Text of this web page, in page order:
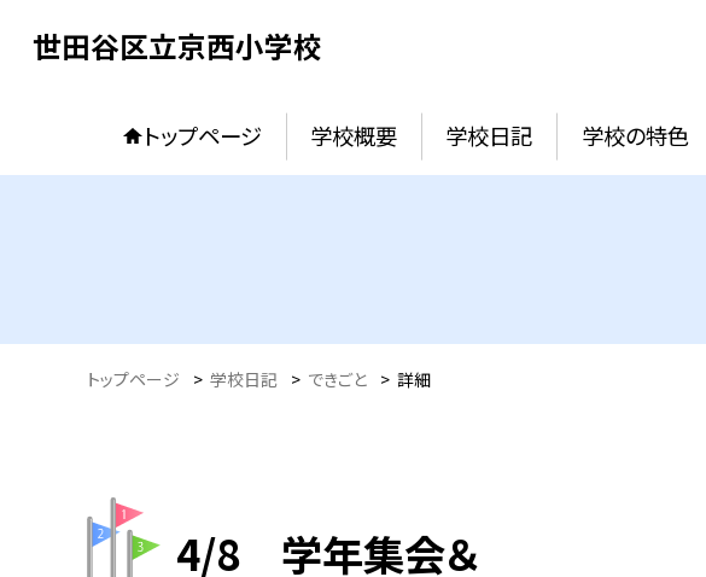
世田谷区立京西小学校
トップページ 学校概要 学校日記 学校の特色
トップページ > 学校日記 > できごと > 詳細
4/8 学年集会＆